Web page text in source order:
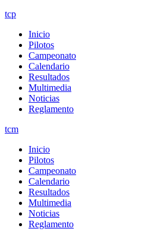
tcp
Inicio
Pilotos
Campeonato
Calendario
Resultados
Multimedia
Noticias
Reglamento
tcm
Inicio
Pilotos
Campeonato
Calendario
Resultados
Multimedia
Noticias
Reglamento